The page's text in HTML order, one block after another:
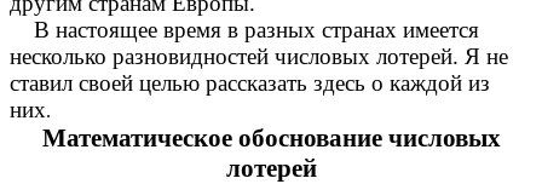
В настоящее время в разных странах имеется
несколько разновидностей числовых лотерей. Я не
ставил своей целью рассказать здесь о каждой из
них.
Математическое обоснование числовых
лотерей